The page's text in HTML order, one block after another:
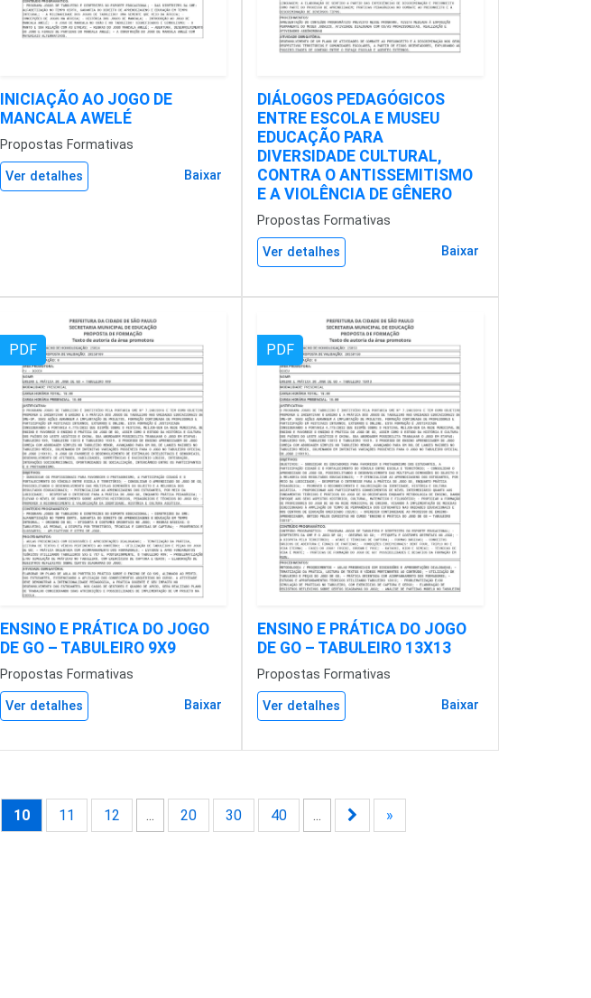
INICIAÇÃO AO JOGO DE
MANCALA AWELÉ
Propostas Formativas
Ver detalhes Baixar
DIÁLOGOS PEDAGÓGICOS
ENTRE ESCOLA E MUSEU
EDUCAÇÃO PARA
DIVERSIDADE CULTURAL,
CONTRA O ANTISSEMITISMO
E A VIOLÊNCIA DE GÊNERO
Propostas Formativas
Ver detalhes Baixar
PDF
ENSINO E PRÁTICA DO JOGO
DE GO – TABULEIRO 9X9
Propostas Formativas
Ver detalhes Baixar
PDF
ENSINO E PRÁTICA DO JOGO
DE GO – TABULEIRO 13X13
Propostas Formativas
Ver detalhes Baixar
10 11 12 ... 20 30 40 ... »